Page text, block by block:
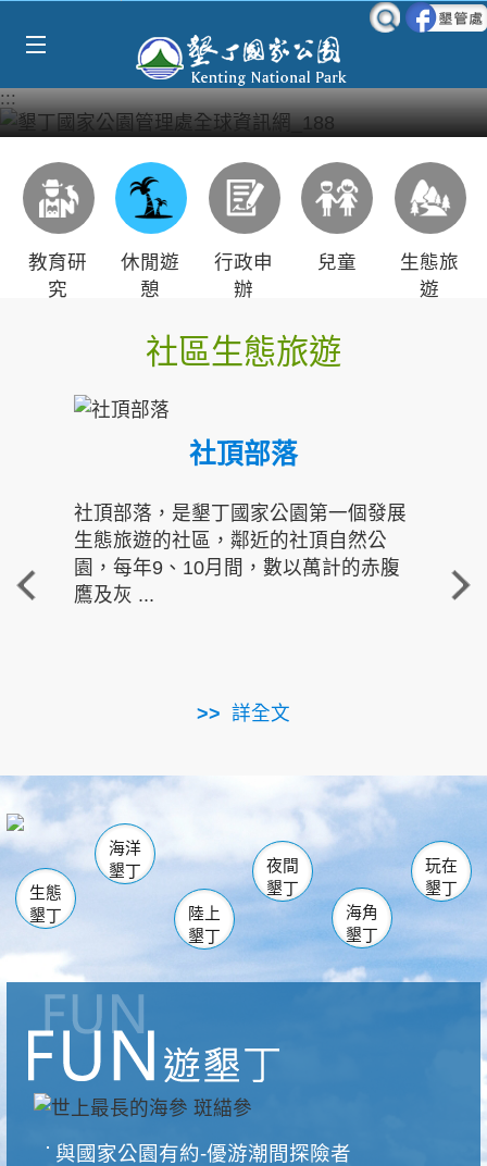
:::
教育研
究
休閒遊
憩
行政申
辦
兒童
生態旅
遊
社區生態旅遊
社頂部落
社頂部落，是墾丁國家公園第一個發展
生態旅遊的社區，鄰近的社頂自然公
園，每年9、10月間，數以萬計的赤腹
鷹及灰 ...
詳全文
重
走進
南仁湖
海生館
恆春 佳樂水
龍鑾潭自然中心 森林遊樂區
瓊麻館
關山 墾管處遊客中心
社頂公園 風吹沙
船帆石
白砂 龍磐公園
香蕉灣
砂島
鵝鑾鼻
生態
墾丁
海洋
墾丁
陸上
墾丁
夜間
墾丁
海角
墾丁
玩在
墾丁
與國家公園有約-優游潮間探險者